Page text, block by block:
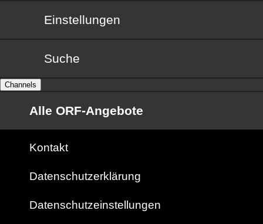
Einstellungen
Suche
Channels
Alle ORF-Angebote
Kontakt
Datenschutzerklärung
Datenschutzeinstellungen